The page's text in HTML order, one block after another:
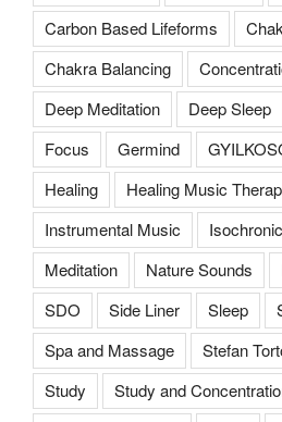
Carbon Based Lifeforms
Chakra Balancing
Deep Meditation
Deep Sleep
Focus
Germind
Healing
Healing Music
Instrumental Music
Meditation
Nature Sounds
SDO
Side Liner Sleep
Spa and Massage
Stefan
Study
Study and